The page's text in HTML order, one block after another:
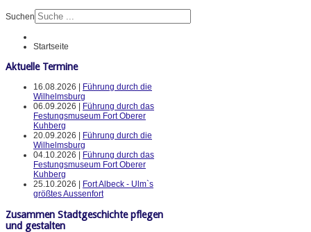
Suchen
Startseite
Aktuelle Termine
16.08.2026 |
Führung durch die
Wilhelmsburg
06.09.2026 |
Führung durch das
Festungsmuseum Fort Oberer
Kuhberg
20.09.2026 |
Führung durch die
Wilhelmsburg
04.10.2026 |
Führung durch das
Festungsmuseum Fort Oberer
Kuhberg
25.10.2026 |
Fort Albeck - Ulm`s
größtes Aussenfort
Zusammen Stadtgeschichte pflegen
und gestalten